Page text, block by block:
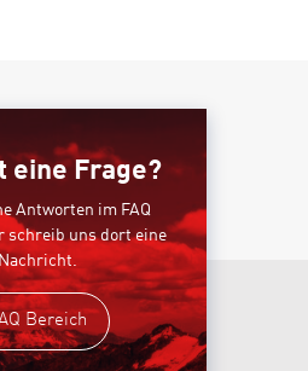
eine Frage?
Antworten im FAQ
schreib uns dort eine
Bereich